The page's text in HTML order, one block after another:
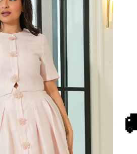
ليس ضيقًا.